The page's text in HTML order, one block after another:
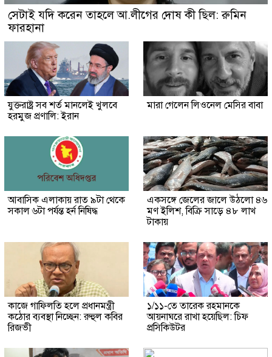
সেটাই যদি করেন তাহলে আ.লীগের দোষ কী ছিল: রুমিন
ফারহানা
যুক্তরাষ্ট্র সব শর্ত মানলেই খুলবে
হরমুজ প্রণালি: ইরান
মারা গেলেন লিওনেল মেসির বাবা
আবাসিক এলাকায় রাত ৯টা থেকে
সকাল ৬টা পর্যন্ত হর্ন নিষিদ্ধ
একসঙ্গে জেলের জালে উঠলো ৪৬
মণ ইলিশ, বিক্রি সাড়ে ৪৮ লাখ
টাকায়
কাজে গাফিলতি হলে প্রধানমন্ত্রী
কঠোর ব্যবস্থা নিচ্ছেন: রুহুল কবির
রিজভী
১/১১-তে তারেক রহমানকে
আয়নাঘরে রাখা হয়েছিল: চিফ
প্রসিকিউটর